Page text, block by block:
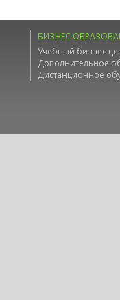
БИЗНЕС
Учебный бизнес
Дополнительное
Дистанционное